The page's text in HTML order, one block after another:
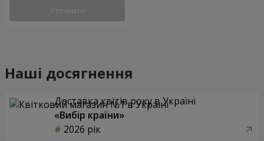
Уточнити
Наші досягнення
Доставка квітів року в Україні
«Вибір країни»
2026 рік